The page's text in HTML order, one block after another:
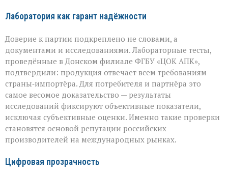
Лаборатория как гарант надёжности
Доверие к партии подкреплено не словами, а
документами и исследованиями. Лабораторные тесты,
проведённые в Донском филиале ФГБУ «ЦОК АПК»,
подтвердили: продукция отвечает всем требованиям
страны‑импортёра. Для потребителя и партнёра это
самое весомое доказательство — результаты
исследований фиксируют объективные показатели,
исключая субъективные оценки. Именно такие проверки
становятся основой репутации российских
производителей на международных рынках.
Цифровая прозрачность